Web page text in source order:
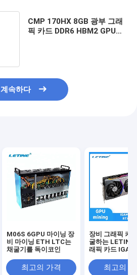
CMP 170HX 8GB 광부 그래
픽 카드 DDR6 HBM2 GPU
계속하다
M06S 6GPU 마이닝 장
비 마이닝 ETH LTC는
채굴기를 독이코인
최고의 가격
장비 그래픽 카
굴하는 LETINE
래픽 카드
LTC 등최고의